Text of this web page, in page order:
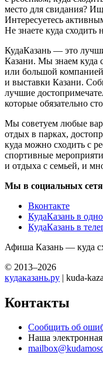
место для свидания?
Интересуетесь
Не знаете куда
КудаКазань — это
Казани. Мы знаем куда
или большой
и выставки Казани.
лучшие
которые обязательно
Мы советуем любые
отдых в парках,
куда можно сходить с
спортивные
и отдыха с семьей, и
Мы в социальных
Вконтакте
КудаКазань в
КудаКазань в
Афиша Казань — куда
© 2013–2026
кудаказань.ру | kuda-
Контакты
Сообщить об
Наша